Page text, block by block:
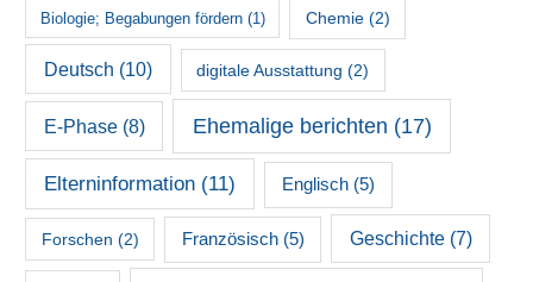
Biologie; Begabungen fördern(1) Chemie(2)
Deutsch (10) digitale Ausstattung (2)
E-Phase(8) Ehemalige berichten (17)
Elterninformation (11) Englisch(5)
Forschen (2) Französisch(5) Geschichte(7)